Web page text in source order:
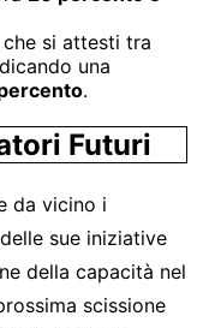
si attesti tra
una
.
Futuri
da vicino i
sue iniziative
della capacità nel
scissione